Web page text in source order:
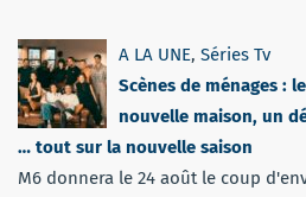
A LA UNE, Séries Tv
Scènes de ménages :
nouvelle maison, un
… tout sur la nouvelle saison
M6 donnera le 24 août le coup